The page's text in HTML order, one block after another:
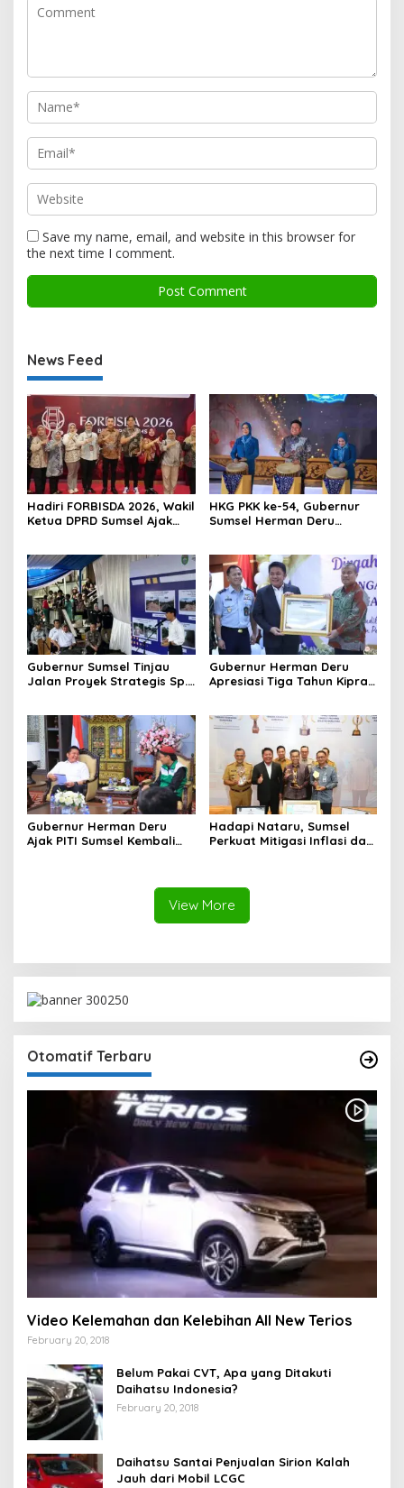
Save my name, email, and website in this browser for
the next time I comment.
News Feed
Hadiri FORBISDA 2026, Wakil
Ketua DPRD Sumsel Ajak
HKG PKK ke-54, Gubernur
Sumsel Herman Deru
Perempuan
Gubernur Sumsel Tinjau
Jalan Proyek Strategis Sp.
Gubernur Herman Deru
Apresiasi Tiga Tahun Kiprah
Negara
Gubernur Herman Deru
Ajak PITI Sumsel Kembali
Hadapi Nataru, Sumsel
Perkuat Mitigasi Inflasi dan
View More
Otomatif Terbaru
Video Kelemahan dan Kelebihan All New Terios
February 20, 2018
Belum Pakai CVT, Apa yang Ditakuti
Daihatsu Indonesia?
February 20, 2018
Daihatsu Santai Penjualan Sirion Kalah
Jauh dari Mobil LCGC